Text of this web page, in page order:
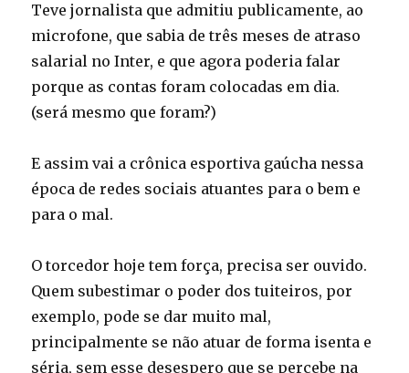
Teve jornalista que admitiu publicamente, ao
microfone, que sabia de três meses de atraso
salarial no Inter, e que agora poderia falar
porque as contas foram colocadas em dia.
(será mesmo que foram?)
E assim vai a crônica esportiva gaúcha nessa
época de redes sociais atuantes para o bem e
para o mal.
O torcedor hoje tem força, precisa ser ouvido.
Quem subestimar o poder dos tuiteiros, por
exemplo, pode se dar muito mal,
principalmente se não atuar de forma isenta e
séria, sem esse desespero que se percebe na